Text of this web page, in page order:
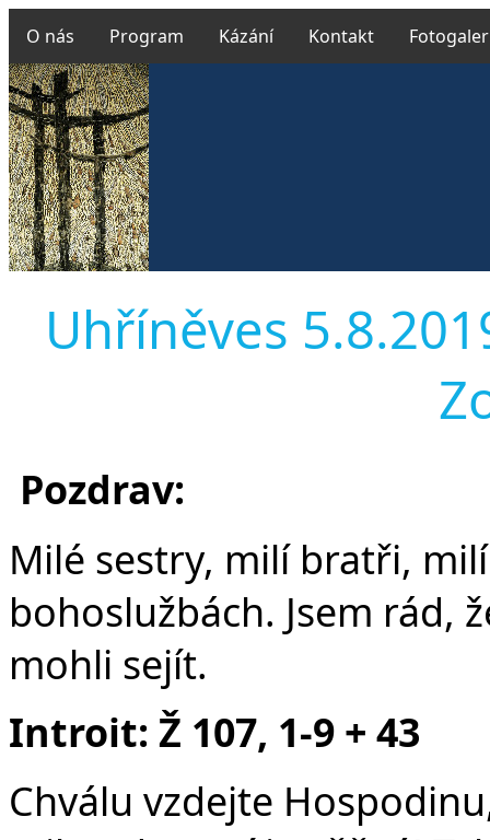
O nás Program Kázání Kontakt
Uhříněves
Pozdrav:
Milé sestry, milí bratři,
bohoslužbách. Jsem rád,
mohli sejít.
Introit: Ž 107, 1-9 + 43
Chválu vzdejte